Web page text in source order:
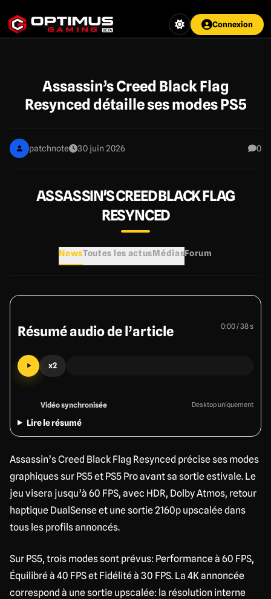
au
contenu
Connexion
Assassin’s Creed Black Flag
Resynced détaille ses modes PS5
patchnote 30 juin 2026 0
ASSASSIN'S CREED BLACK FLAG
RESYNCED
NewsToutes les actusMédiasForum
Résumé audio de l’article 0:00 / 38 s
x2
Vidéo synchronisée Desktop uniquement
Lire le résumé
Assassin’s Creed Black Flag Resynced précise ses modes
graphiques sur PS5 et PS5 Pro avant sa sortie estivale. Le
jeu visera jusqu’à 60 FPS, avec HDR, Dolby Atmos, retour
haptique DualSense et une sortie 2160p upscalée dans
tous les profils annoncés.
Sur PS5, trois modes sont prévus: Performance à 60 FPS,
Équilibré à 40 FPS et Fidélité à 30 FPS. La 4K annoncée
correspond à une sortie upscalée: la résolution interne